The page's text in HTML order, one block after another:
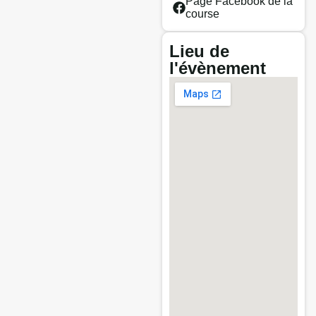
course
Lieu de
l'évènement